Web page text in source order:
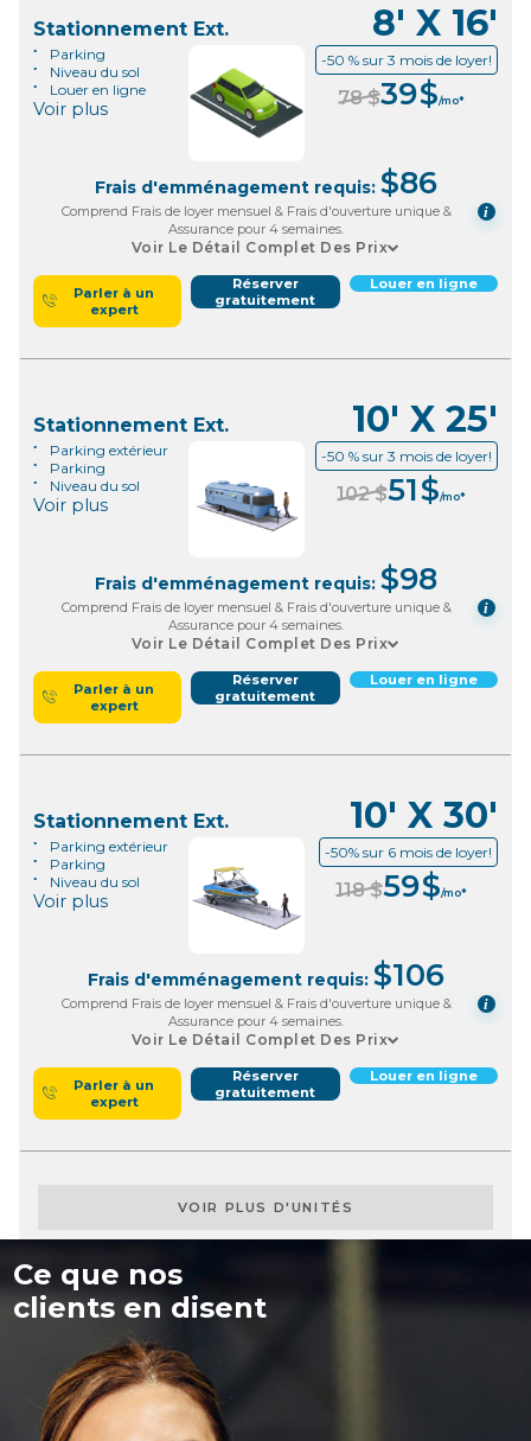
Stationnement Ext. 8' X 16'
Parking
Niveau du sol
Louer en ligne
Voir plus
-50 % sur 3 mois de loyer!
78$39$/mo*
Frais d'emménagement requis: $86
Comprend Frais de loyer mensuel & Frais d'ouverture unique &
Assurance pour 4 semaines.
i
Voir Le Détail Complet Des Prix
Parler à un
expert
Réserver
gratuitement
Louer en ligne
Stationnement Ext. 10' X 25'
Parking extérieur
Parking
Niveau du sol
Voir plus
-50 % sur 3 mois de loyer!
102$51$/mo*
Frais d'emménagement requis: $98
Comprend Frais de loyer mensuel & Frais d'ouverture unique &
Assurance pour 4 semaines.
i
Voir Le Détail Complet Des Prix
Parler à un
expert
Réserver
gratuitement
Louer en ligne
Stationnement Ext. 10' X 30'
Parking extérieur
Parking
Niveau du sol
Voir plus
-50% sur 6 mois de loyer!
118$59$/mo*
Frais d'emménagement requis: $106
Comprend Frais de loyer mensuel & Frais d'ouverture unique &
Assurance pour 4 semaines.
i
Voir Le Détail Complet Des Prix
Parler à un
expert
Réserver
gratuitement
Louer en ligne
VOIR PLUS D'UNITÉS
Ce que nos
clients en disent